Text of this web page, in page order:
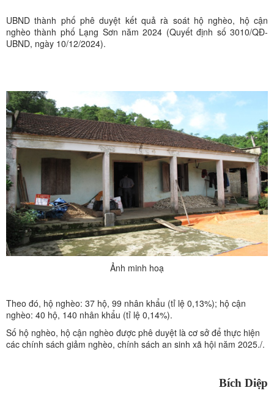
UBND thành phố phê duyệt kết quả rà soát hộ nghèo, hộ cận
nghèo thành phố Lạng Sơn năm 2024 (Quyết định số 3010/QĐ-
UBND, ngày 10/12/2024).
Ảnh minh hoạ
Theo đó, hộ nghèo: 37 hộ, 99 nhân khẩu (tỉ lệ 0,13%); hộ cận
nghèo: 40 hộ, 140 nhân khẩu (tỉ lệ 0,14%).
Số hộ nghèo, hộ cận nghèo được phê duyệt là cơ sở để thực hiện
các chính sách giảm nghèo, chính sách an sinh xã hội năm 2025./.
Bích Diệp